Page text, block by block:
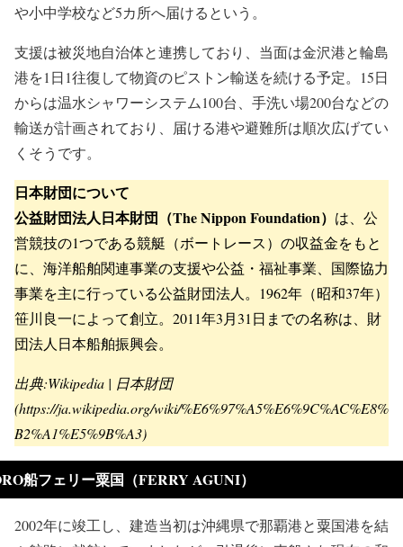
や小中学校など5カ所へ届けるという。
支援は被災地自治体と連携しており、当面は金沢港と輪島
港を1日1往復して物資のピストン輸送を続ける予定。15日
からは温水シャワーシステム100台、手洗い場200台などの
輸送が計画されており、届ける港や避難所は順次広げてい
くそうです。
日本財団について
公益財団法人日本財団（The Nippon Foundation） は、公
営競技の1つである競艇（ボートレース）の収益金をもと
に、海洋船舶関連事業の支援や公益・福祉事業、国際協力
事業を主に行っている公益財団法人。1962年（昭和37年）
笹川良一によって創立。2011年3月31日までの名称は、財
団法人日本船舶振興会。
出典:Wikipedia | 日本財団
(https://ja.wikipedia.org/wiki/%E6%97%A5%E6%9C%AC%E8%
B2%A1%E5%9B%A3)
船フェリー粟国（FERRY AGUNI）
2002年に竣工し、建造当初は沖縄県で那覇港と粟国港を結